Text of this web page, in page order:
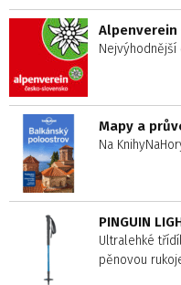
Alpenverein
Mapy a
Na
PINGUIN
Ultralehké
pěnovou